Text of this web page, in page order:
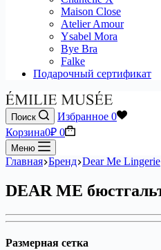
Maison Close
Atelier Amour
Ysabel Mora
Bye Bra
Falke
Подарочный сертификат
Поиск Избранное 0
Корзина0₽ 0
Меню
Главная Бренд Dear Me Lingerie
DEAR ME
Размерная сетка